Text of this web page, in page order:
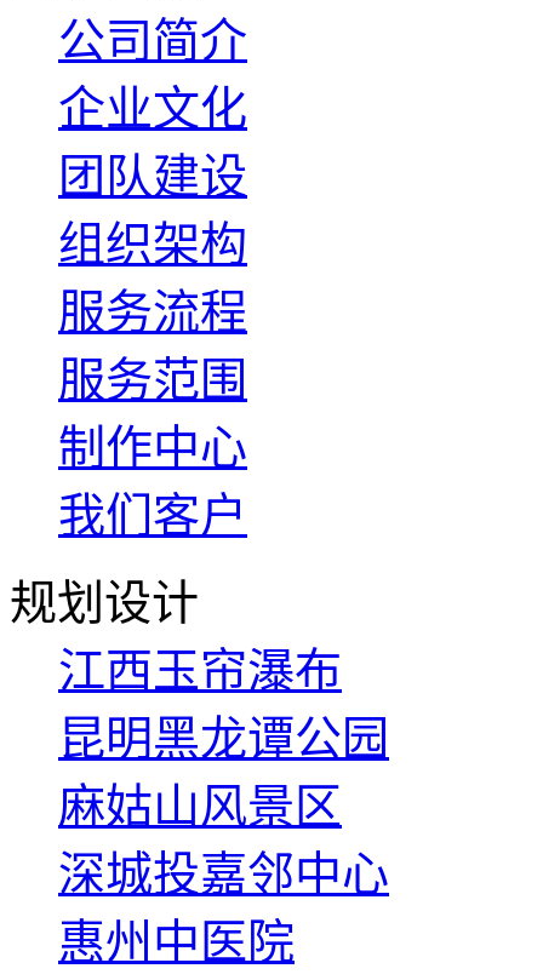
公司简介
企业文化
团队建设
组织架构
服务流程
服务范围
制作中心
我们客户
规划设计
江西玉帘瀑布
昆明黑龙谭公园
麻姑山风景区
深城投嘉邻中心
惠州中医院